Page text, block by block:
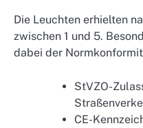
Die Leuchten erhielten
zwischen 1 und 5.
dabei der
StVZO-
CE-